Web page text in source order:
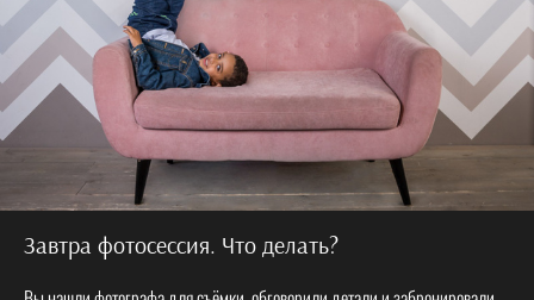
Завтра фотосессия. Что делать?